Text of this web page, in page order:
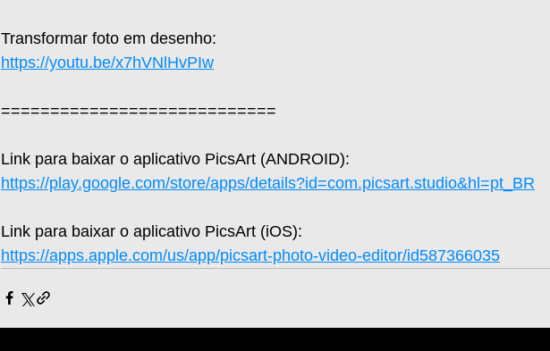
Transformar foto em desenho:
https://youtu.be/x7hVNlHvPIw
============================
Link para baixar o aplicativo PicsArt (ANDROID):
https://play.google.com/store/apps/details?id=com.picsart.studio&hl=pt_BR
Link para baixar o aplicativo PicsArt (iOS):
https://apps.apple.com/us/app/picsart-photo-video-editor/id587366035